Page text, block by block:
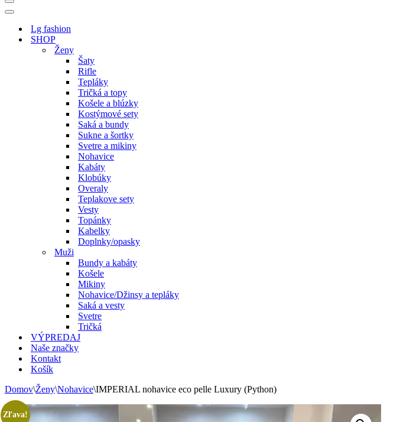
Menu
navigácie
Menu
navigácieLg fashion
SHOP
Ženy
Šaty
Rifle
Tepláky
Tričká a topy
Košele a blúzky
Kostýmové sety
Saká a bundy
Sukne a šortky
Svetre a mikiny
Nohavice
Kabáty
Klobúky
Overaly
Teplakove sety
Vesty
Topánky
Kabelky
Doplnky/opasky
Muži
Bundy a kabáty
Košele
Mikiny
Nohavice/Džinsy a tepláky
Saká a vesty
Svetre
Tričká
VÝPREDAJ
Naše značky
Kontakt
Košík
Domov\Ženy\Nohavice\IMPERIAL nohavice eco pelle Luxury (Python)
Zľava!